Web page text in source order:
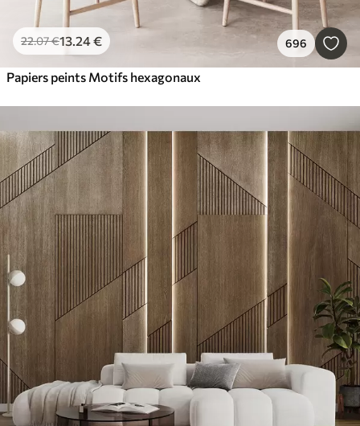
22.07€13.24€ 696
Papiers peints Motifs hexagonaux